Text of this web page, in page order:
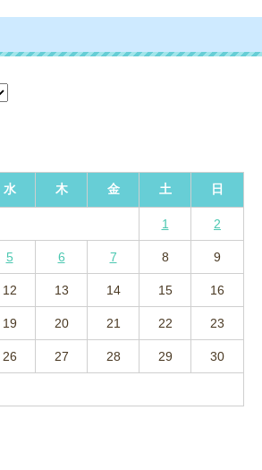
水 木 金 土 日
1 2
5 6 7 8 9
12 13 14 15 16
19 20 21 22 23
26 27 28 29 30